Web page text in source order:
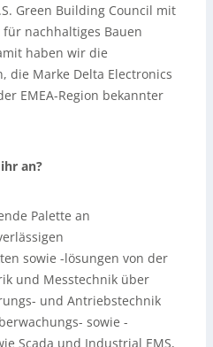
Green Building Council mit
für nachhaltiges Bauen
haben wir die
die Marke Delta Electronics
EMEA-Region bekannter
an?
Palette an
sowie -lösungen von der
und Messtechnik über
und Antriebstechnik
sowie -
Scada und Industrial EMS,